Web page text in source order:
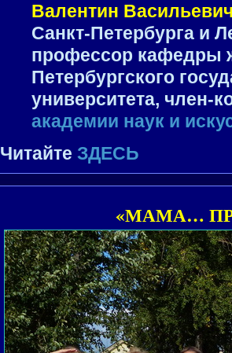
Валентин
Санкт-Петербурга и
профессор кафедры
Петербургского
университета, член-
академии наук и
Читайте ЗДЕСЬ
«МАМА…